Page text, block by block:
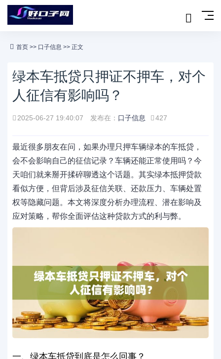
首页 >> 口子信息 >> 正文
绿本车抵贷只押证不押车，对个
人征信有影响吗？
2025-06-27 19:40:07 发布在： 口子信息 427
最近很多朋友在问，如果办理只押车辆绿本的车抵贷，
会不会影响自己的征信记录？车辆还能正常使用吗？今
天咱们就来掰开揉碎聊透这个话题。其实绿本抵押贷款
看似方便，但背后涉及征信关联、还款压力、车辆处置
权等隐藏问题。本文将深度分析办理流程、潜在影响及
应对策略，帮你全面评估这种贷款方式的利与弊。
一、绿本车抵贷到底是怎么回事？